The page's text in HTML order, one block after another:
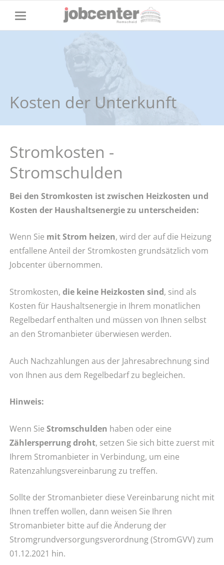
Kosten der Unterkunft
Stromkosten -
Stromschulden
Bei den Stromkosten ist zwischen Heizkosten und
Kosten der Haushaltsenergie zu unterscheiden:
Wenn Sie mit Strom heizen, wird der auf die Heizung
entfallene Anteil der Stromkosten grundsätzlich vom
Jobcenter übernommen.
Stromkosten, die keine Heizkosten sind, sind als
Kosten für Haushaltsenergie in Ihrem monatlichen
Regelbedarf enthalten und müssen von Ihnen selbst
an den Stromanbieter überwiesen werden.
Auch Nachzahlungen aus der Jahresabrechnung sind
von Ihnen aus dem Regelbedarf zu begleichen.
Hinweis:
Wenn Sie Stromschulden haben oder eine
Zählersperrung droht, setzen Sie sich bitte zuerst mit
Ihrem Stromanbieter in Verbindung, um eine
Ratenzahlungsvereinbarung zu treffen.
Sollte der Stromanbieter diese Vereinbarung nicht mit
Ihnen treffen wollen, dann weisen Sie Ihren
Stromanbieter bitte auf die Änderung der
Stromgrundversorgungsverordnung (StromGVV) zum
01.12.2021 hin.